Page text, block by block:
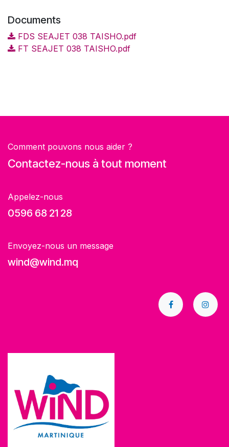
Documents
FDS SEAJET 038 TAISHO.pdf
FT SEAJET 038 TAISHO.pdf
Comment pouvons nous aider ?
Contactez-nous à tout moment
Appelez-nous
0596 68 21 28
Envoyez-nous un message
wind@wind.mq